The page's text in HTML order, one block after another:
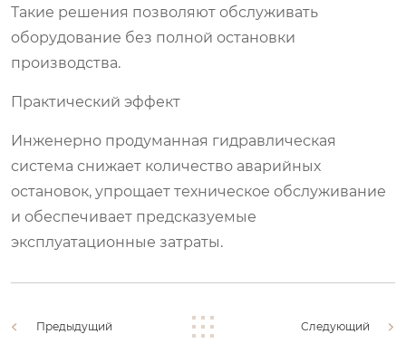
Такие решения позволяют обслуживать
оборудование без полной остановки
производства.
Практический эффект
Инженерно продуманная гидравлическая
система снижает количество аварийных
остановок, упрощает техническое обслуживание
и обеспечивает предсказуемые
эксплуатационные затраты.
Предыдущий Следующий